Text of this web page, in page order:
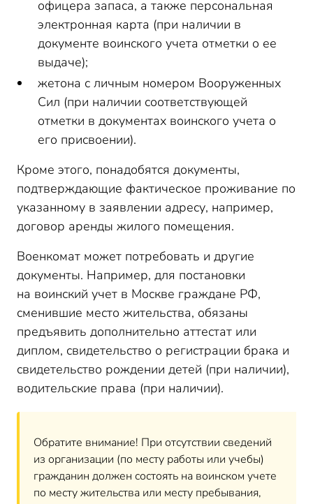
офицера запаса, а также персональная
электронная карта (при наличии в
документе воинского учета отметки о ее
выдаче);
жетона с личным номером Вооруженных
Сил (при наличии соответствующей
отметки в документах воинского учета о
его присвоении).
Кроме этого, понадобятся документы,
подтверждающие фактическое проживание по
указанному в заявлении адресу, например,
договор аренды жилого помещения.
Военкомат может потребовать и другие
документы. Например, для постановки
на воинский учет в Москве граждане РФ,
сменившие место жительства, обязаны
предъявить дополнительно аттестат или
диплом, свидетельство о регистрации брака и
свидетельство рождении детей (при наличии),
водительские права (при наличии).
Обратите внимание! При отсутствии сведений
из организации (по месту работы или учебы)
гражданин должен состоять на воинском учете
по месту жительства или месту пребывания,